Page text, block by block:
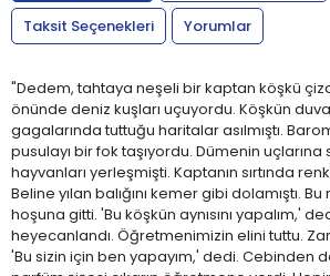
Taksit Seçenekleri
Yorumlar
"Dedem, tahtaya neşeli bir kaptan köşkü
önünde deniz kuşları uçuyordu. Köşkün
gagalarında tuttuğu haritalar asılmıştı.
pusulayı bir fok taşıyordu. Dümenin
hayvanları yerleşmişti. Kaptanın sırtında
Beline yılan balığını kemer gibi dolamıştı.
hoşuna gitti. 'Bu köşkün aynısını yapalım,'
heyecanlandı. Öğretmenimizin elini tuttu.
'Bu sizin için ben yapayım,' dedi. Cebinden